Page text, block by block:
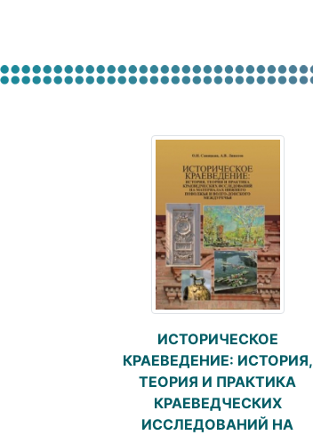
ИСТОРИЧЕСКОЕ
КРАЕВЕДЕНИЕ: ИСТОРИЯ,
ТЕОРИЯ И ПРАКТИКА
КРАЕВЕДЧЕСКИХ
ИССЛЕДОВАНИЙ НА